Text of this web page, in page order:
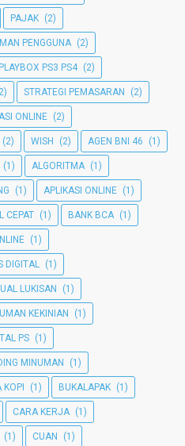
PAJAK (2)
PENGGUNA (2)
PLAYBOX PS3 PS4 (2)
STRATEGI PEMASARAN (2)
ONLINE (2)
(2) WISH (2) AGEN BNI 46 (1)
(1) ALGORITMA (1)
(1) APLIKASI ONLINE (1)
CEPAT (1) BANK BCA (1)
(1)
DIGITAL (1)
LUKISAN (1)
KEKINIAN (1)
PS (1)
MINUMAN (1)
KOPI (1) BUKALAPAK (1)
CARA KERJA (1)
(1) CUAN (1)